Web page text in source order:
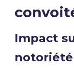
Impact
notoriété